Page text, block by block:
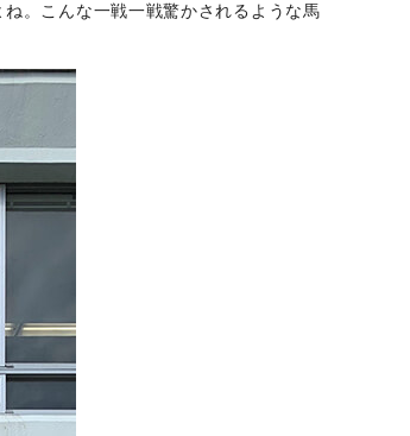
。こんな一戦一戦驚かされるような馬